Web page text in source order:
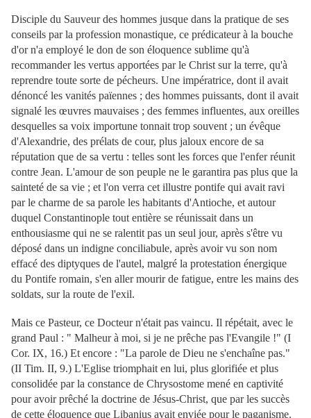
Disciple du Sauveur des hommes jusque dans la pratique de ses
conseils par la profession monastique, ce prédicateur à la bouche
d'or n'a employé le don de son éloquence sublime qu'à
recommander les vertus apportées par le Christ sur la terre, qu'à
reprendre toute sorte de pécheurs. Une impératrice, dont il avait
dénoncé les vanités païennes ; des hommes puissants, dont il avait
signalé les œuvres mauvaises ; des femmes influentes, aux oreilles
desquelles sa voix importune tonnait trop souvent ; un évêque
d'Alexandrie, des prélats de cour, plus jaloux encore de sa
réputation que de sa vertu : telles sont les forces que l'enfer réunit
contre Jean. L'amour de son peuple ne le garantira pas plus que la
sainteté de sa vie ; et l'on verra cet illustre pontife qui avait ravi
par le charme de sa parole les habitants d'Antioche, et autour
duquel Constantinople tout entière se réunissait dans un
enthousiasme qui ne se ralentit pas un seul jour, après s'être vu
déposé dans un indigne conciliabule, après avoir vu son nom
effacé des diptyques de l'autel, malgré la protestation énergique
du Pontife romain, s'en aller mourir de fatigue, entre les mains des
soldats, sur la route de l'exil.
Mais ce Pasteur, ce Docteur n'était pas vaincu. Il répétait, avec le
grand Paul : " Malheur à moi, si je ne prêche pas l'Evangile !" (I
Cor. IX, 16.) Et encore : "La parole de Dieu ne s'enchaîne pas."
(II Tim. II, 9.) L'Eglise triomphait en lui, plus glorifiée et plus
consolidée par la constance de Chrysostome mené en captivité
pour avoir prêché la doctrine de Jésus-Christ, que par les succès
de cette éloquence que Libanius avait enviée pour le paganisme.